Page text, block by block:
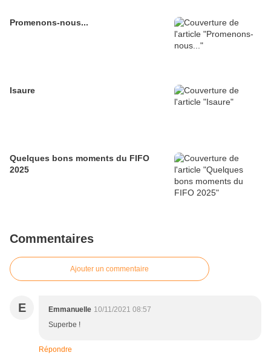
Promenons-nous...
Isaure
Quelques bons moments du FIFO
2025
Commentaires
Ajouter un commentaire
E Emmanuelle 10/11/2021 08:57
Superbe !
Répondre